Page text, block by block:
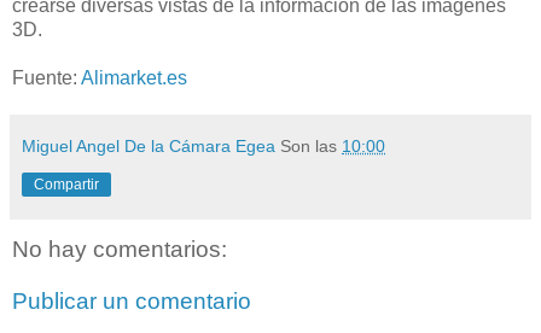
crearse diversas vistas de la información de las imágenes
3D.
Fuente: Alimarket.es
Miguel Angel De la Cámara Egea Son las 10:00
Compartir
No hay comentarios:
Publicar un comentario